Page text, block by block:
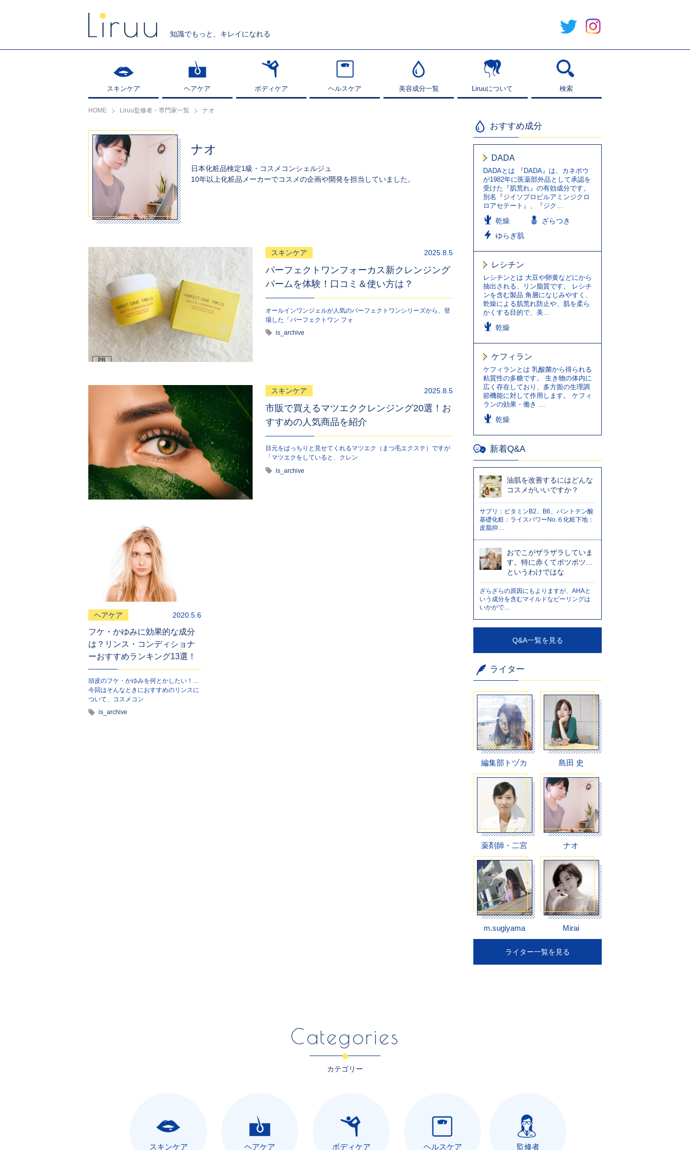
知識でもっと、キレイになれる
スキンケア
スキンケア ヘアケア
ヘアケア ボディケア
ボディケア ヘルスケア
ヘルスケア 美容成分一覧
美容成分一覧 Liruuについて
Liruuについて 検索
検索
HOME Liruu監修者・専門家一覧 ナオ
ナオ
日本化粧品検定1級・コスメコンシェルジュ
10年以上化粧品メーカーでコスメの企画や開発を担当していました。
スキンケア 2025.8.5
パーフェクトワンフォーカス新クレンジング
バームを体験！口コミ＆使い方は？
オールインワンジェルが人気のパーフェクトワンシリーズから、登
場した「パーフェクトワン フォ
is_archive
スキンケア 2025.8.5
市販で買えるマツエククレンジング20選！お
すすめの人気商品を紹介
目元をぱっちりと見せてくれるマツエク（まつ毛エクステ）ですが
「マツエクをしていると、クレン
is_archive
ヘアケア 2020.5.6
フケ・かゆみに効果的な成分
は？リンス・コンディショナ
ーおすすめランキング13選！
頭皮のフケ・かゆみを何とかしたい！…
今回はそんなときにおすすめのリンスに
ついて、コスメコン
is_archive
おすすめ成分
DADA
DADAとは 『DADA』は、カネボウ
が1982年に医薬部外品として承認を
受けた『肌荒れ』の有効成分です。
別名『ジイソプロピルアミンジクロ
ロアセテート』、『ジク…
乾燥
ざらつき
ゆらぎ肌
レシチン
レシチンとは 大豆や卵黄などにから
抽出される、リン脂質です。 レシチ
ンを含む製品 角層になじみやすく、
乾燥による肌荒れ防止や、肌を柔ら
かくする目的で、美…
乾燥
ケフィラン
ケフィランとは 乳酸菌から得られる
粘質性の多糖です。 生き物の体内に
広く存在しており、多方面の生理調
節機能に対して作用します。 ケフィ
ランの効果・働き …
乾燥
新着Q&A
油肌を改善するにはどんな
コスメがいいですか？
サプリ：ビタミンB2、B6、パントテン酸
基礎化粧：ライスパワーNo.６化粧下地：
皮脂抑…
おでこがザラザラしていま
す。特に赤くてポツポツ…
というわけではな
ざらざらの原因にもよりますが、AHAと
いう成分を含むマイルドなピーリングは
いかがで…
Q&A一覧を見る
ライター
編集部トヅカ 島田 史
薬剤師・二宮 ナオ
m.sugiyama Mirai
ライター一覧を見る
Categories
カテゴリー
スキンケア ヘアケア ボディケア ヘルスケア 監修者